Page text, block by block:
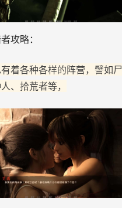
攻略：
着各种各样的阵营，譬如尸
、拾荒者等，